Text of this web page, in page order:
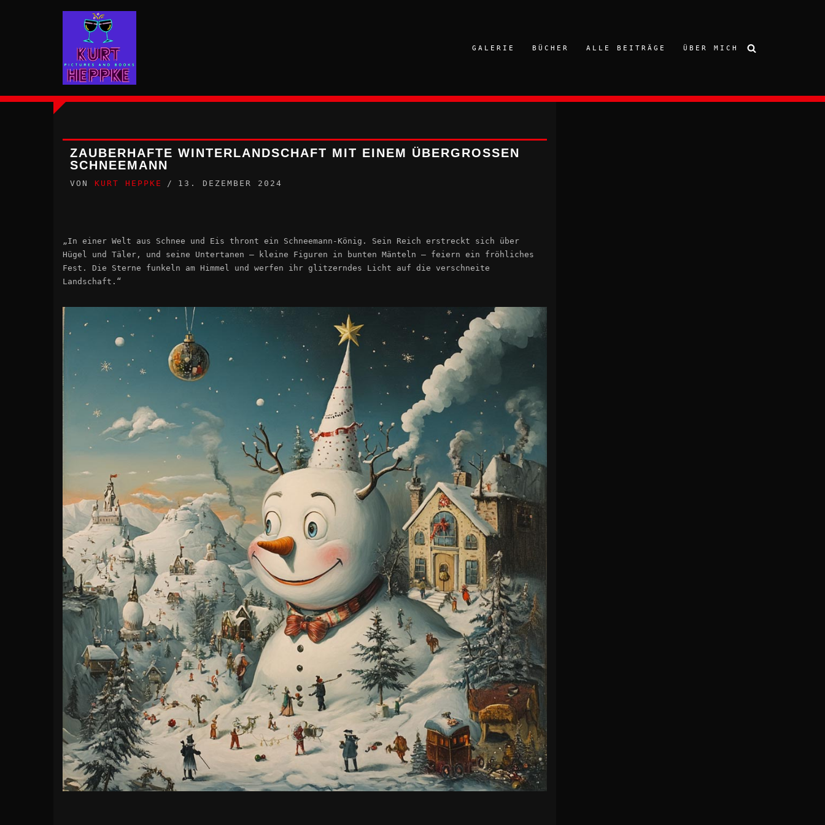
GALERIE BÜCHER ALLE BEITRÄGE ÜBER MICH
ZAUBERHAFTE WINTERLANDSCHAFT MIT EINEM ÜBERGROSSEN S
CHNEEMANN
VON KURT HEPPKE 13. DEZEMBER 2024
„In einer Welt aus Schnee und Eis thront ein Schneemann-König. Sein Reich erstreckt sich über
Hügel und Täler, und seine Untertanen – kleine Figuren in bunten Mänteln – feiern ein fröhliches
Fest. Die Sterne funkeln am Himmel und werfen ihr glitzerndes Licht auf die verschneite
Landschaft.“